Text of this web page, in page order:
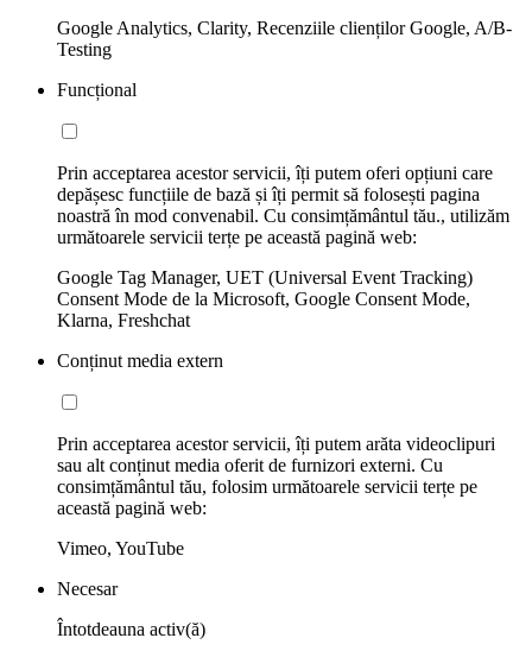
Google Analytics, Clarity, Recenziile clienților Google, A/B-
Testing
Funcțional
Prin acceptarea acestor servicii, îți putem oferi opțiuni care
depășesc funcțiile de bază și îți permit să folosești pagina
noastră în mod convenabil. Cu consimțământul tău., utilizăm
următoarele servicii terțe pe această pagină web:
Google Tag Manager, UET (Universal Event Tracking)
Consent Mode de la Microsoft, Google Consent Mode,
Klarna, Freshchat
Conținut media extern
Prin acceptarea acestor servicii, îți putem arăta videoclipuri
sau alt conținut media oferit de furnizori externi. Cu
consimțământul tău, folosim următoarele servicii terțe pe
această pagină web:
Vimeo, YouTube
Necesar
Întotdeauna activ(ă)